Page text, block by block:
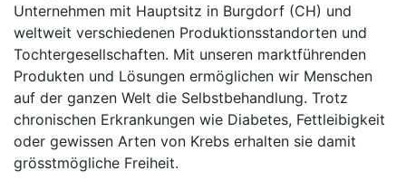
Unternehmen mit Hauptsitz in Burgdorf (CH) und
weltweit verschiedenen Produktions­standorten und
Tochtergesellschaften. Mit unseren marktführenden
Produkten und Lösungen ermöglichen wir Menschen
auf der ganzen Welt die Selbstbehandlung. Trotz
chronischen Erkrankungen wie Diabetes, Fettleibigkeit
oder gewissen Arten von Krebs erhalten sie damit
grösstmögliche Freiheit.